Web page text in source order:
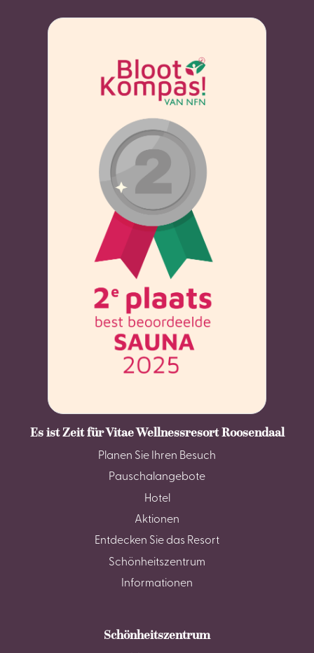
Es ist Zeit für Vitae Wellnessresort Roosendaal
Planen Sie Ihren Besuch
Pauschalangebote
Hotel
Aktionen
Entdecken Sie das Resort
Schönheitszentrum
Informationen
Schönheitszentrum